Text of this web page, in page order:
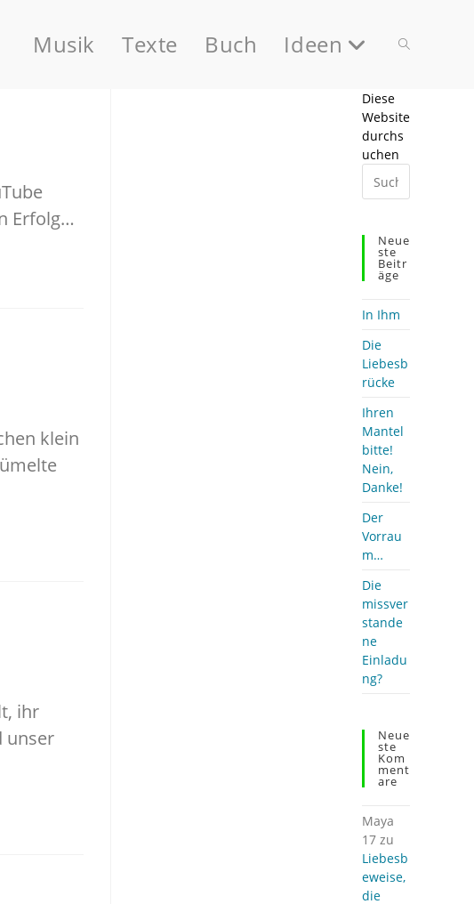
Musik Texte Buch Ideen Website-
Suche
Erfolg…
klein
ihr
unser
Diese
Website
durchs
uchen
Neue
Ste
Beitr
Äge
In Ihm
Die
Liebesb
rücke
Ihren
Mantel
bitte!
Nein,
Danke!
Der
Vorrau
m…
Die
missver
stande
ne
Einladu
ng?
Neue
Ste
Kom
Ment
Are
Maya
17 zu
Liebesb
eweise,
die